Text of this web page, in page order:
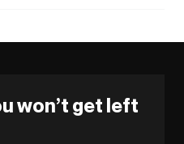
won’t get left